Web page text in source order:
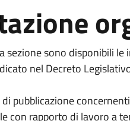
sezione sono disponibili
nel Decreto
di pubblicazione
con rapporto di lavoro a